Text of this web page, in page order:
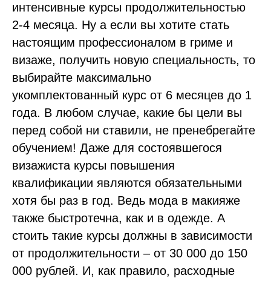
интенсивные курсы продолжительностью
2-4 месяца. Ну а если вы хотите стать
настоящим профессионалом в гриме и
визаже, получить новую специальность, то
выбирайте максимально
укомплектованный курс от 6 месяцев до 1
года. В любом случае, какие бы цели вы
перед собой ни ставили, не пренебрегайте
обучением! Даже для состоявшегося
визажиста курсы повышения
квалификации являются обязательными
хотя бы раз в год. Ведь мода в макияже
также быстротечна, как и в одежде. А
стоить такие курсы должны в зависимости
от продолжительности – от 30 000 до 150
000 рублей. И, как правило, расходные